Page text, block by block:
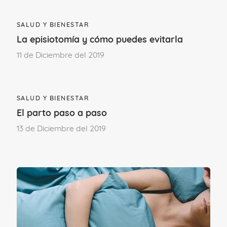
Cómo aliviar el dolor en el
SALUD Y BIENESTAR
La episiotomía y cómo puedes evitarla
11 de Diciembre del 2019
SALUD Y BIENESTAR
El parto paso a paso
13 de Diciembre del 2019